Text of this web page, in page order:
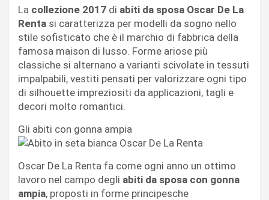
La collezione 2017 di abiti da sposa Oscar De La
Renta si caratterizza per modelli da sogno nello
stile sofisticato che è il marchio di fabbrica della
famosa maison di lusso. Forme ariose più
classiche si alternano a varianti scivolate in tessuti
impalpabili, vestiti pensati per valorizzare ogni tipo
di silhouette impreziositi da applicazioni, tagli e
decori molto romantici.
Gli abiti con gonna ampia
Oscar De La Renta fa come ogni anno un ottimo
lavoro nel campo degli abiti da sposa con gonna
ampia, proposti in forme principesche